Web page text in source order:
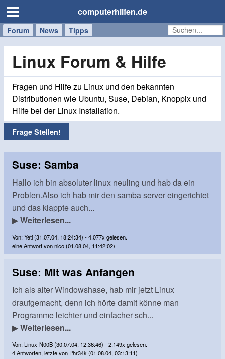
computerhilfen.de
Forum News Tipps
Handy
Windows
Mac
Linux Forum & Hilfe
Fragen und Hilfe zu Linux und den bekannten
Distributionen wie Ubuntu, Suse, Debian, Knoppix und
Hilfe bei der Linux Installation.
Frage Stellen!
Suse: Samba
Hallo ich bin absoluter linux neuling und hab da ein
Problen.Also ich hab mir den samba server eingerichtet
und das klappte auch...
▶Weiterlesen...
Von: Yeti (31.07.04, 18:24:34) - 4.077x gelesen.
eine Antwort von nico (01.08.04, 11:42:02)
Suse: Mit was Anfangen
Ich als alter Windowshase, hab mir jetzt Linux
draufgemacht, denn ich hörte damit könne man
Programme leichter und einfacher sch...
▶Weiterlesen...
Von: Linux-N00B (30.07.04, 12:36:46) - 2.149x gelesen.
4 Antworten, letzte von Phr34k (01.08.04, 03:13:11)